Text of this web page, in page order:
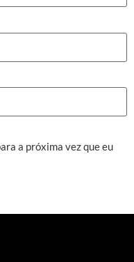
a próxima vez que eu